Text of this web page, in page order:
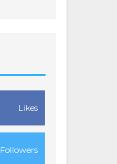
Likes
Followers